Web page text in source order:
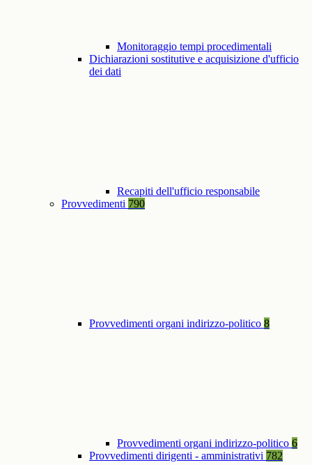
Monitoraggio tempi procedimentali
Dichiarazioni sostitutive e acquisizione d'ufficio
dei dati
Recapiti dell'ufficio responsabile
Provvedimenti 790
Provvedimenti organi indirizzo-politico 8
Provvedimenti organi indirizzo-politico 6
Provvedimenti dirigenti - amministrativi 782